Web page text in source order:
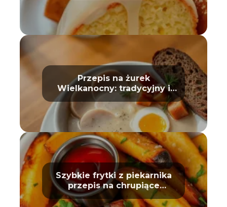
Przepis na żurek
Wielkanocny: tradycyjny i
prosty
Szybkie frytki z piekarnika
przepis na chrupiące
ziemniaki